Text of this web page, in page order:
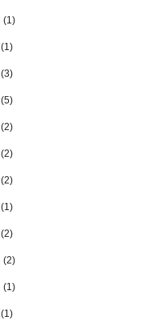
(1)
(1)
(3)
(5)
(2)
(2)
(2)
(1)
(2)
(2)
(1)
(1)